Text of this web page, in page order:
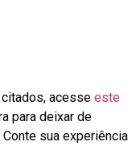
acesse este
para deixar de
sua experiência